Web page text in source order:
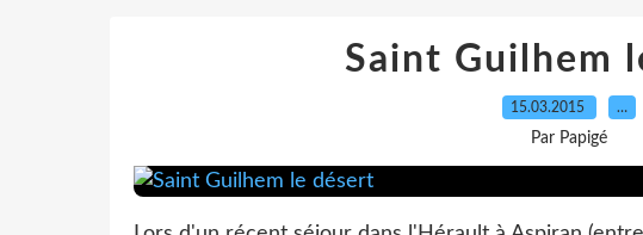
Saint Guilhem
15.03.2015 …
Par Papigé